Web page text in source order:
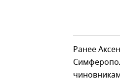
Ранее